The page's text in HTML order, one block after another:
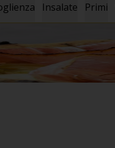
Insalate Primi